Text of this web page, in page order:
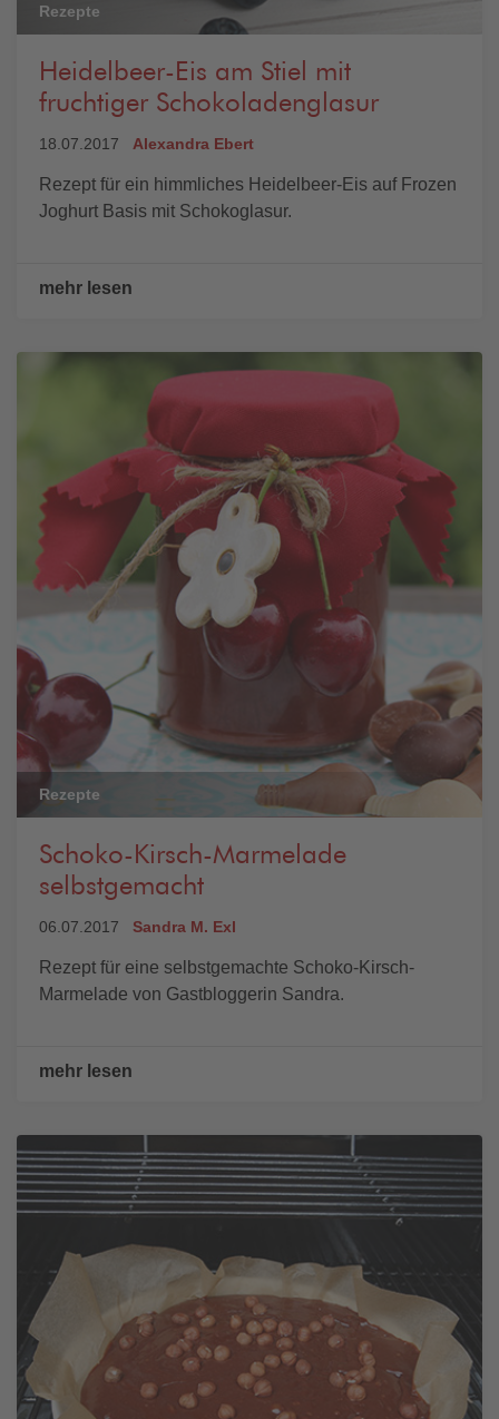
Rezepte
Heidelbeer-Eis am Stiel mit
fruchtiger Schokoladenglasur
18.07.2017 Alexandra Ebert
Rezept für ein himmliches Heidelbeer-Eis auf Frozen
Joghurt Basis mit Schokoglasur.
mehr lesen
Rezepte
Schoko-Kirsch-Marmelade
selbstgemacht
06.07.2017 Sandra M. Exl
Rezept für eine selbstgemachte Schoko-Kirsch-
Marmelade von Gastbloggerin Sandra.
mehr lesen